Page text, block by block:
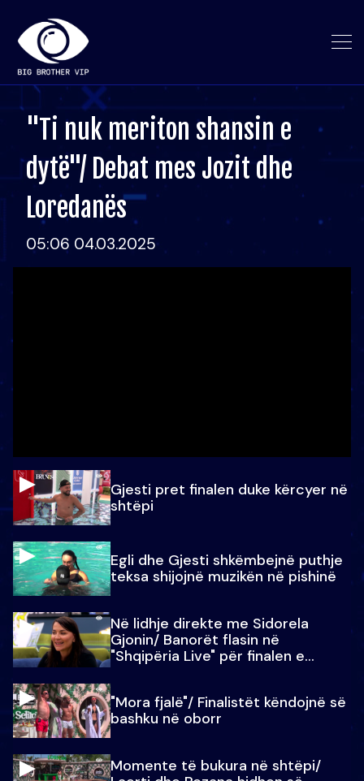
"Ti nuk meriton shansin e
dytë"/ Debat mes Jozit dhe
Loredanës
05:06 04.03.2025
Gjesti pret finalen duke kërcyer në
shtëpi
Egli dhe Gjesti shkëmbejnë puthje
teksa shijojnë muzikën në pishinë
Në lidhje direkte me Sidorela
Gjonin/ Banorët flasin në
"Shqipëria Live" për finalen e
"Mora fjalë"/ Finalistët këndojnë së
bashku në oborr
Momente të bukura në shtëpi/